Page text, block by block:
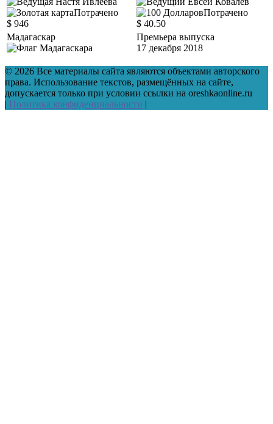
Потрачено
$ 946
Потрачено
$ 40.50
Мадагаскар
Премьера выпуска
17 декабря 2018
© 2026 Все материалы сайта являются объектами авторского
права. Использование текстов, размещённых на сайте,
допускается только при условии ссылки на oreshkaonline.ru
| Политика конфиденциальности |